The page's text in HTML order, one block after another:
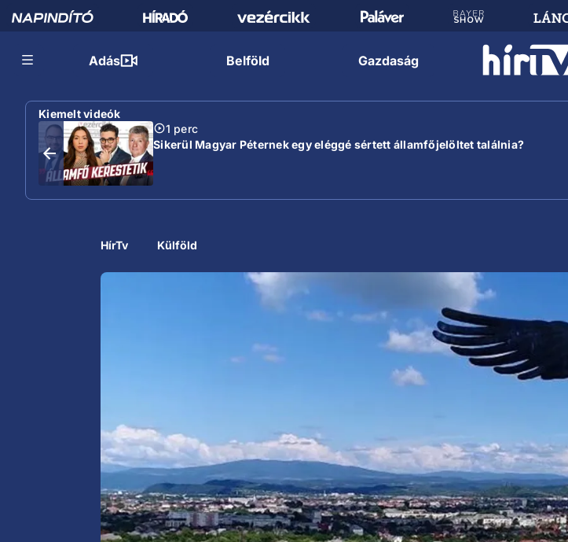
Adás Belföld Gazdaság
Kiemelt videók
1 perc
Sikerül Magyar Péternek egy eléggé sértett államfőjelöltet találnia?
HírTv Külföld